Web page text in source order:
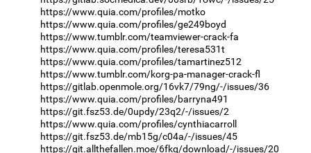
https://www.quia.com/profiles/motko
https://www.quia.com/profiles/ge249boyd
https://www.tumblr.com/teamviewer-crack-fa
https://www.quia.com/profiles/teresa531t
https://www.quia.com/profiles/tamartinez512
https://www.tumblr.com/korg-pa-manager-crack-fl
https://gitlab.openmole.org/16vk7/79ng/-/issues/36
https://www.quia.com/profiles/barryna491
https://git.fsz53.de/0updy/23q2/-/issues/2
https://www.quia.com/profiles/cynthiacarroll
https://git.fsz53.de/mb15g/c04a/-/issues/45
https://git.allthefallen.moe/6fkq/download/-/issues/20